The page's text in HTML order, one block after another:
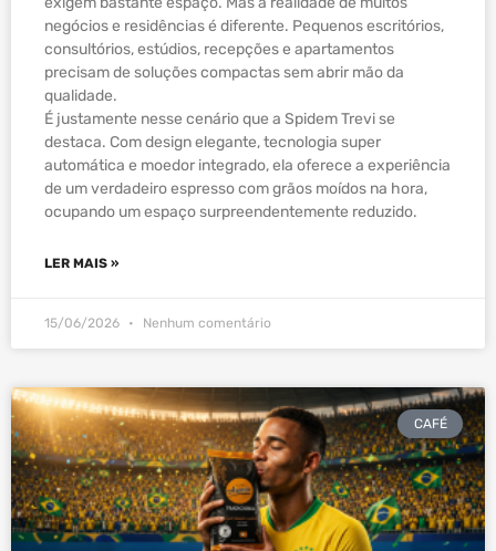
negócios e residências é diferente. Pequenos escritórios,
consultórios, estúdios, recepções e apartamentos
precisam de soluções compactas sem abrir mão da
qualidade.
É justamente nesse cenário que a Spidem Trevi se
destaca. Com design elegante, tecnologia super
automática e moedor integrado, ela oferece a experiência
de um verdadeiro espresso com grãos moídos na hora,
ocupando um espaço surpreendentemente reduzido.
LER MAIS »
15/06/2026 Nenhum comentário
CAFÉ